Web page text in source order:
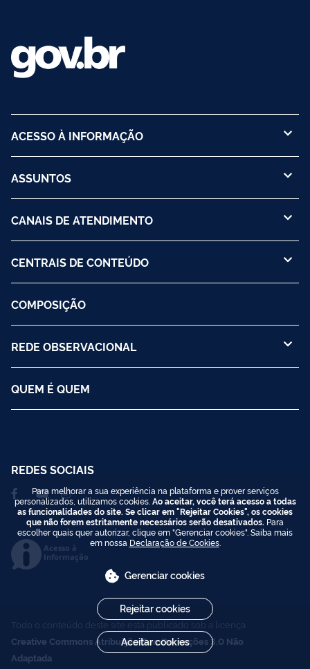
ACESSO À INFORMAÇÃO
ASSUNTOS
CANAIS DE ATENDIMENTO
CENTRAIS DE CONTEÚDO
COMPOSIÇÃO
REDE OBSERVACIONAL
QUEM É QUEM
REDES SOCIAIS
Acesso à
Informação
Todo o conteúdo deste site está publicado sob a licença
Creative Commons Atribuição-SemDerivações 3.0 Não
Adaptada
Para melhorar a sua experiência na plataforma e prover serviços
personalizados, utilizamos cookies. Ao aceitar, você terá acesso a todas
as funcionalidades do site. Se clicar em "Rejeitar Cookies", os cookies
que não forem estritamente necessários serão desativados. Para
escolher quais quer autorizar, clique em "Gerenciar cookies". Saiba mais
em nossa Declaração de Cookies.
Gerenciar cookies
Rejeitar cookies
Aceitar cookies